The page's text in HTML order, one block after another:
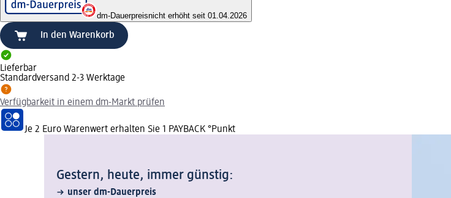
dm-Dauerpreisnicht erhöht seit 01.04.2026
In den Warenkorb
Lieferbar
Standardversand 2-3 Werktage
Verfügbarkeit in einem dm-Markt prüfen
Je 2 Euro Warenwert erhalten Sie 1 PAYBACK °Punkt
Gestern, heute, immer günstig:
unser dm-Dauerpreis